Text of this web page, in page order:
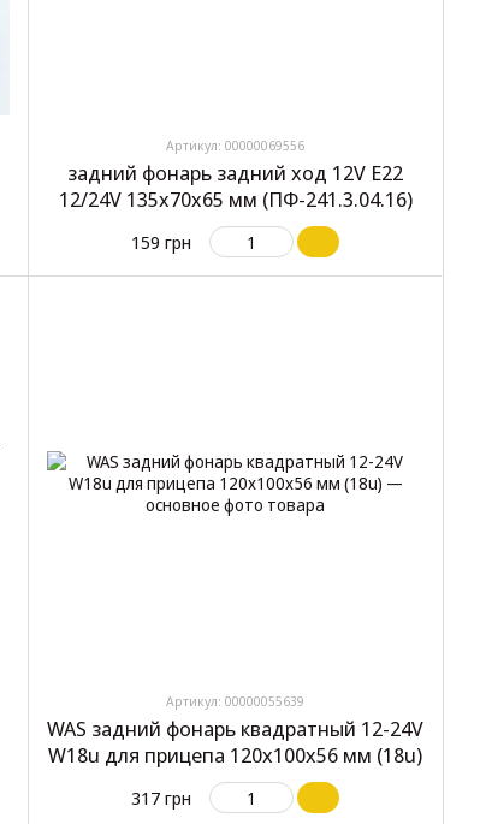
Артикул: 00000069556
задний фонарь задний ход 12V E22
12/24V 135x70x65 мм (ПФ-241.3.04.16)
159 грн
Артикул: 00000055639
WAS задний фонарь квадратный 12-24V
W18u для прицепа 120x100x56 мм (18u)
317 грн